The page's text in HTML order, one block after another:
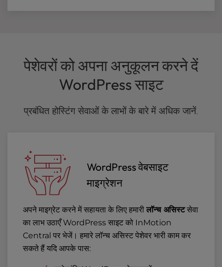
पेशेवरों को अपना अनुकूलन करने दें
WordPress साइट
प्रबंधित होस्टिंग सेवाओं के लाभों के बारे में अधिक जानें.
WordPress वेबसाइट
माइग्रेशन
अपने माइग्रेट करने में सहायता के लिए हमारी लॉन्च असिस्टसेवा
का लाभ उठाएँ WordPress साइट को InMotion
Central पर भेजें। हमारे लॉन्च असिस्ट पेशेवर भारी काम कर
सकते हैं यदि आपके पास: